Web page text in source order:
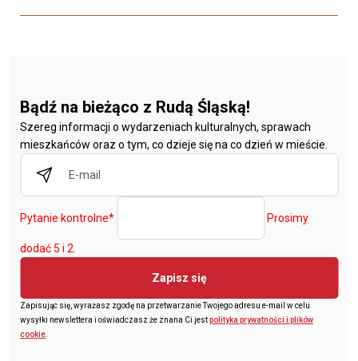
Bądź na bieżąco z Rudą Śląską!
Szereg informacji o wydarzeniach kulturalnych, sprawach
mieszkańców oraz o tym, co dzieje się na co dzień w mieście.
Pytanie kontrolne* Prosimy
dodać 5 i 2.
Zapisz się
Zapisując się, wyrażasz zgodę na przetwarzanie Twojego adresu e-mail w celu
wysyłki newslettera i oświadczasz że znana Ci jestpolityka prywatności i plików
cookie.